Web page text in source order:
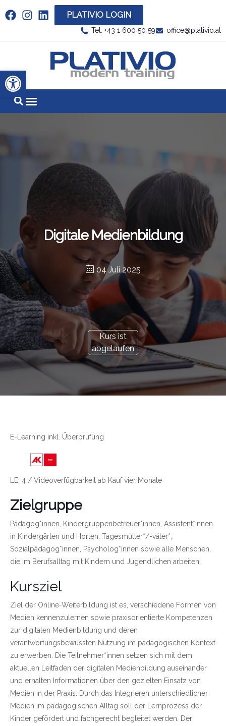
Werkzeugleiste öffnen
Link zu https://www.linkedin.com/company/
PLATIVIO LOGIN
Tel: +43 1 600 50 59 office@plativio.at
Link zu
Digitale Medienbildung
04 Juli 2025
Kurs ist
abgelaufen
E-Learning inkl. Überprüfung
LE: 4 / Videoverfügbarkeit ab Kauf vier Monate
Zielgruppe
Pädagog*innen, Kindergruppenbetreuer*innen, Assistent*innen
in Kindergärten und Horten, Tagesmütter*/-väter*,
Sozialpädagog*innen, Psycholog*innen sowie alle Menschen,
die im Berufsalltag mit Kindern und Jugendlichen arbeiten.
Kursziel
Ziel der Online-Weiterbildung ist es, verschiedene Formen von
Medien kennenzulernen sowie praxisorientierte Kompetenzen
zur digitalen Medienbildung und deren
verantwortungsbewussten Nutzung im pädagogischen Kontext
zu erwerben. Die Teilnehmer*innen setzen sich mit dem
aktuellen Leitfaden der digitalen Medienbildung auseinander
und erhalten Informationen über den gezielten Einsatz von
Medien in der Praxis. Durch das Integrieren unterschiedlicher
Medien im pädagogischen Alltag soll der Lernprozess der
Kinder gefördert und fachgerecht begleitet werden. Der